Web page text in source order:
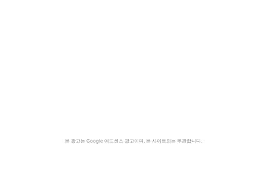
본 광고는 Google 애드센스 광고이며, 본 사이트와는 무관합니다.